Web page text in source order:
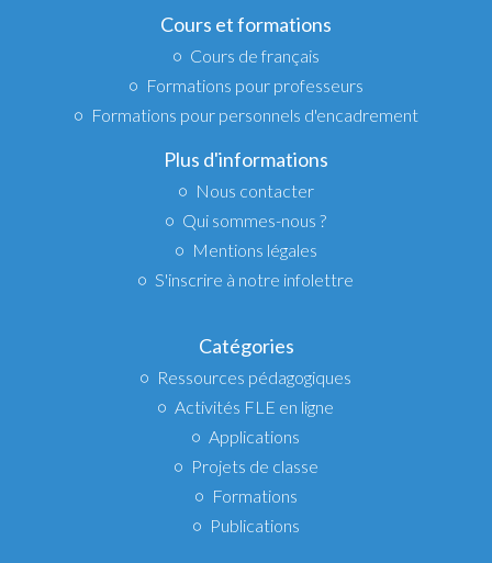
Cours et formations
Cours de français
Formations pour professeurs
Formations pour personnels d'encadrement
Plus d'informations
Nous contacter
Qui sommes-nous ?
Mentions légales
S'inscrire à notre infolettre
Catégories
Ressources pédagogiques
Activités FLE en ligne
Applications
Projets de classe
Formations
Publications